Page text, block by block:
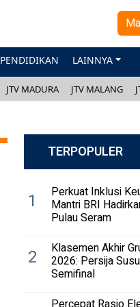
PENDIDIKAN LAINNYA
JTV MADURA JTV MALANG
TERPOPULER
1 Perkuat Inklusi
Mantri BRI
Pulau Seram
2 Klasemen Akhir
2026: Persija
Semifinal